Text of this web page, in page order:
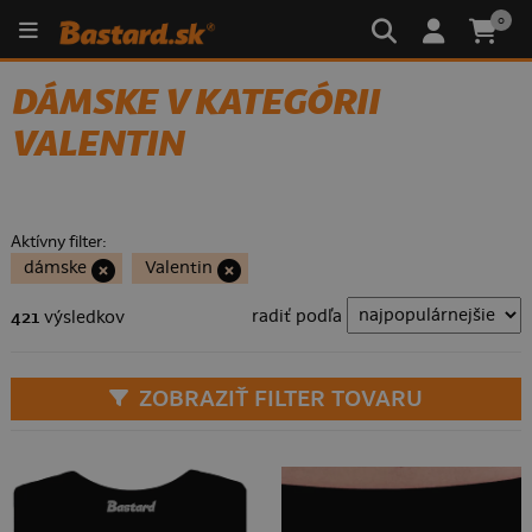
0
DÁMSKE V KATEGÓRII
VALENTIN
Aktívny filter:
dámske Valentin
421 výsledkov radiť podľa
ZOBRAZIŤ FILTER TOVARU